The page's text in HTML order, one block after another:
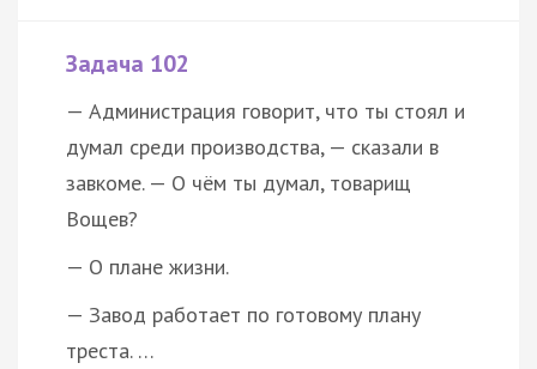
Задача 102
— Администрация говорит, что ты стоял и
думал среди производства, — сказали в
завкоме. — О чём ты думал, товарищ
Вощев?
— О плане жизни.
— Завод работает по готовому плану
треста. …